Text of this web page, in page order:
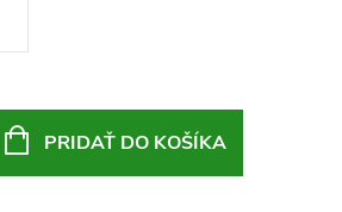
PRIDAŤ DO KOŠÍKA